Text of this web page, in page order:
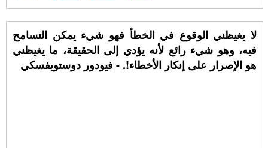
لا يغيظني الوقوع في الخطأ فهو شيء يمكن التسامح
فيه، وهو شيء رائع لأنه يؤدي إلى الحقيقة، ما يغيظني
هو الإصرار على إنكار الأخطاء!. - فيودور دوستويفسكي